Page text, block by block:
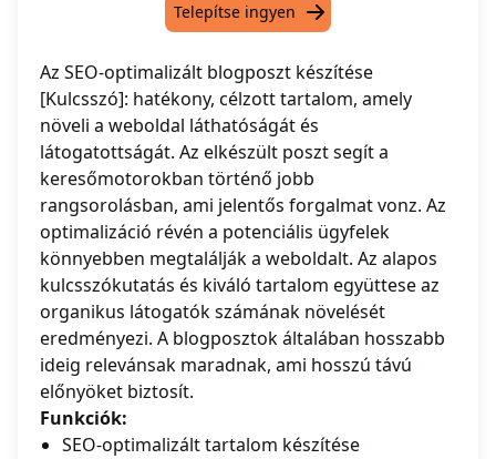
Telepítse ingyen
Az SEO-optimalizált blogposzt készítése
[Kulcsszó]: hatékony, célzott tartalom, amely
növeli a weboldal láthatóságát és
látogatottságát. Az elkészült poszt segít a
keresőmotorokban történő jobb
rangsorolásban, ami jelentős forgalmat vonz. Az
optimalizáció révén a potenciális ügyfelek
könnyebben megtalálják a weboldalt. Az alapos
kulcsszókutatás és kiváló tartalom együttese az
organikus látogatók számának növelését
eredményezi. A blogposztok általában hosszabb
ideig relevánsak maradnak, ami hosszú távú
előnyöket biztosít.
Funkciók:
SEO-optimalizált tartalom készítése